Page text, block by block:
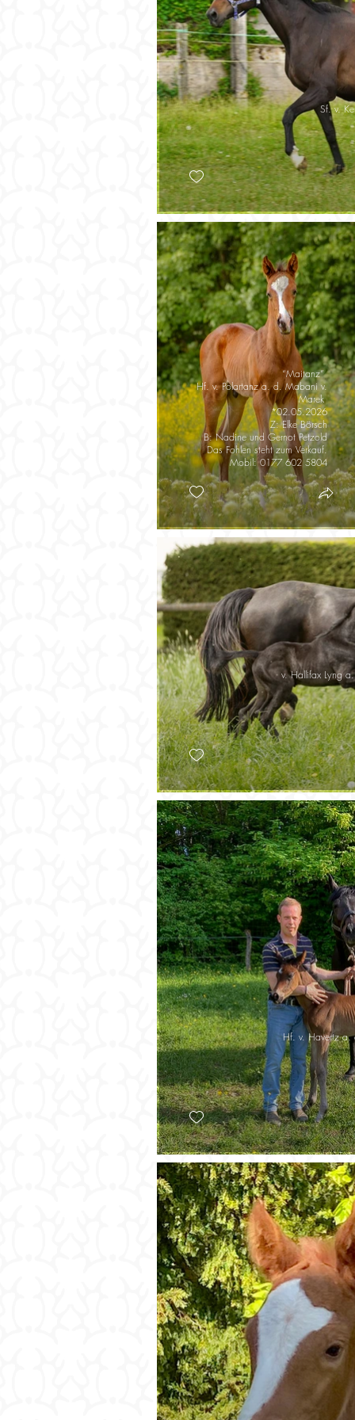
Sf. v.
“Maitanz”
Hf. v. Polartanz a. d. Mabani v.
Marek
*02.05.2026
Z: Elke Börsch
B: Nadine und Gernot Petzold
Das Fohlen steht zum Verkauf.
Mobil: 0177 602 5804
v. Hallifax Lyng
Hf. v. Havertz a.